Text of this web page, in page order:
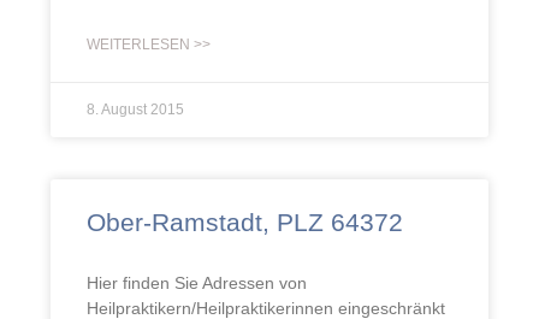
WEITERLESEN >>
8. August 2015
Ober-Ramstadt, PLZ 64372
Hier finden Sie Adressen von
Heilpraktikern/Heilpraktikerinnen eingeschränkt